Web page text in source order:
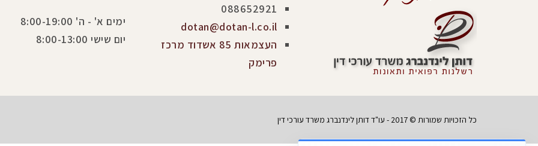
088652921
dotan@dotan-l.co.il
העצמאות 85 אשדוד מרכז
פרימק
ימים א' - ה' 8:00-19:00
יום שישי 8:00-13:00
כל הזכויות שמורות © 2017 - עו"ד דותן לינדנברג משרד עורכי דין